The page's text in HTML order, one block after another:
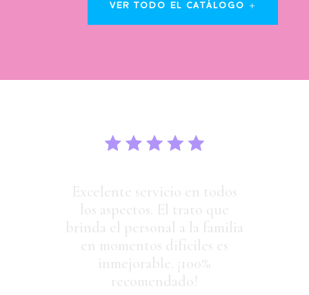
VER TODO EL CATÁLOGO
los aspectos. El trato que
brinda el personal a la familia
en momentos difíciles es
inmejorable. ¡100%
recomendado!
JEIMY MONTELONGO